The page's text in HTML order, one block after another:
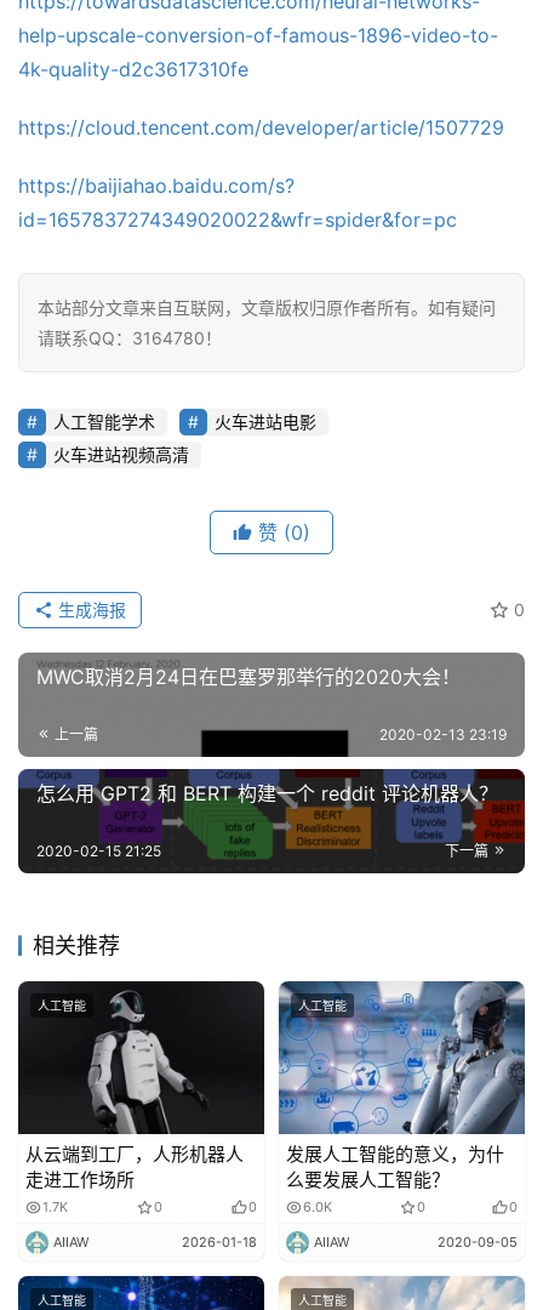
help-upscale-conversion-of-famous-1896-video-to-
4k-quality-d2c3617310fe
https://cloud.tencent.com/developer/article/1507729
https://baijiahao.baidu.com/s?
id=1657837274349020022&wfr=spider&for=pc
本站部分文章来自互联网，文章版权归原作者所有。如有疑问
请联系QQ：3164780！
人工智能学术
火车进站电影
火车进站视频高清
赞 (0)
0
生成海报
MWC取消2月24日在巴塞罗那举行的2020大会！
上一篇 2020-02-13 23:19
怎么用 GPT2 和 BERT 构建一个 reddit 评论机器人？
下一篇
2020-02-15 21:25
相关推荐
人工智能
从云端到工厂，人形机器人
走进工作场所
1.7K 0 0
AIIAW 2026-01-18
人工智能
发展人工智能的意义，为什
么要发展人工智能？
6.0K 0 0
AIIAW 2020-09-05
人工智能 人工智能